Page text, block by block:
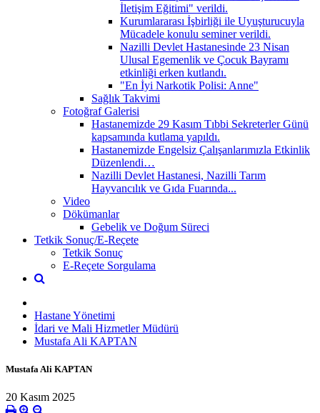
İletişim Eğitimi" verildi.
Kurumlararası İşbirliği ile Uyuşturucuyla
Mücadele konulu seminer verildi.
Nazilli Devlet Hastanesinde 23 Nisan
Ulusal Egemenlik ve Çocuk Bayramı
etkinliği erken kutlandı.
"En İyi Narkotik Polisi: Anne"
Sağlık Takvimi
Fotoğraf Galerisi
Hastanemizde 29 Kasım Tıbbi Sekreterler Günü
kapsamında kutlama yapıldı.
Hastanemizde Engelsiz Çalışanlarımızla Etkinlik
Düzenlendi…
Nazilli Devlet Hastanesi, Nazilli Tarım
Hayvancılık ve Gıda Fuarında...
Video
Dökümanlar
Gebelik ve Doğum Süreci
Tetkik Sonuç/E-Reçete
Tetkik Sonuç
E-Reçete Sorgulama
Hastane Yönetimi
İdari ve Mali Hizmetler Müdürü
Mustafa Ali KAPTAN
Mustafa Ali KAPTAN
20 Kasım 2025